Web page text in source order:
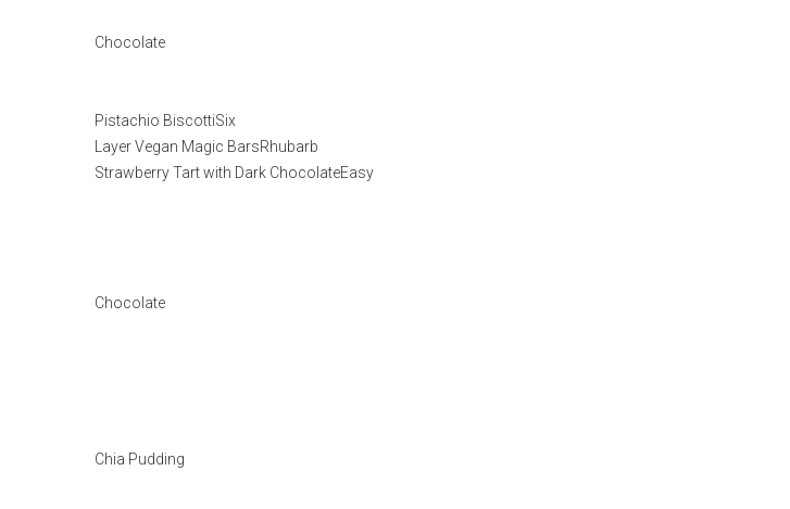
Chocolate
Pistachio BiscottiSix
Layer Vegan Magic BarsRhubarb
Strawberry Tart with Dark ChocolateEasy
Chocolate
Chia Pudding